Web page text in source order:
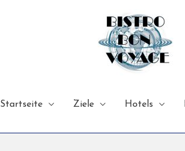
Startseite Ziele Hotels